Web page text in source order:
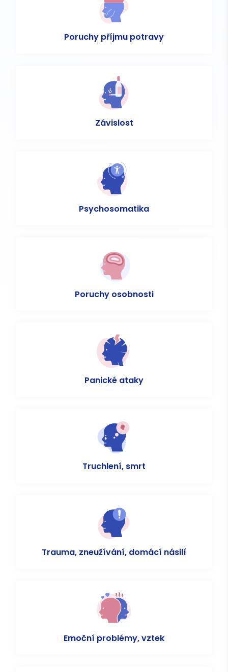
Poruchy příjmu potravy
Závislost
Psychosomatika
Poruchy osobnosti
Panické ataky
Truchlení, smrt
Trauma, zneužívání, domácí násilí
Emoční problémy, vztek